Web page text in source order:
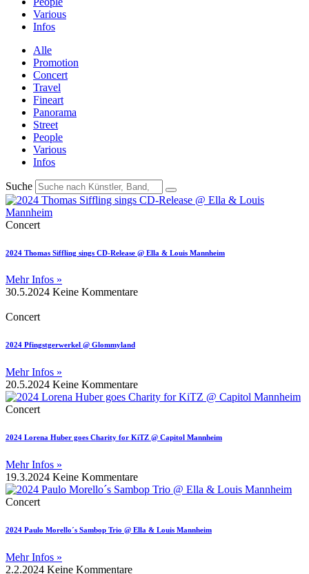
Various
Infos
Alle
Promotion
Concert
Travel
Fineart
Panorama
Street
People
Various
Infos
Suche
Concert
2024 Thomas Siffling sings CD-Release @ Ella & Louis Mannheim
Mehr Infos »
30.5.2024 Keine Kommentare
Concert
2024 Pfingstgerwerkel @ Glommyland
Mehr Infos »
20.5.2024 Keine Kommentare
Concert
2024 Lorena Huber goes Charity for KiTZ @ Capitol Mannheim
Mehr Infos »
19.3.2024 Keine Kommentare
Concert
2024 Paulo Morello´s Sambop Trio @ Ella & Louis Mannheim
Mehr Infos »
2.2.2024 Keine Kommentare